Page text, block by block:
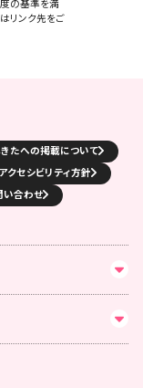
の基準を満
リンク先をご
きたへの掲載について
クセシビリティ方針
い合わせ